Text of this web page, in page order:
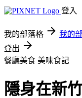
登入
我的部落格 我的
登出
餐廳美食 美味食記
隱身在新